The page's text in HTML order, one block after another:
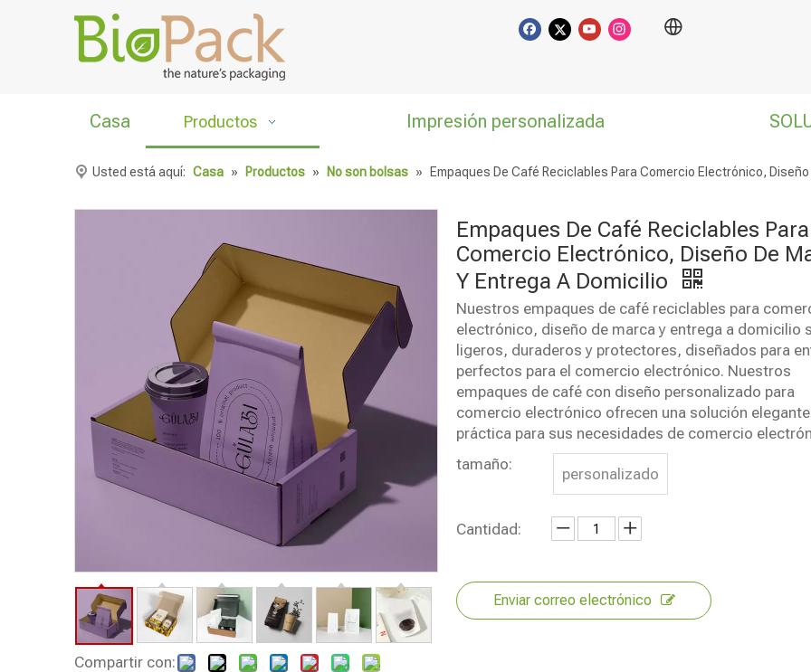
Casa Productos Impresión personalizada
Usted está aquí: Casa » Productos » No son bolsas » Empaques De Café Reciclables Para Comercio Electrónico,
Compartir con:
Empaques De Café Reciclables Para
Comercio Electrónico, Diseño De
Y Entrega A Domicilio
Nuestros empaques de café reciclables para
electrónico, diseño de marca y entrega a domicilio
ligeros, duraderos y protectores, diseñados para
perfectos para el comercio electrónico. Nuestros
empaques de café con diseño personalizado para
comercio electrónico ofrecen una solución
práctica para sus necesidades de comercio
tamaño:
personalizado
Cantidad:
Enviar correo electrónico